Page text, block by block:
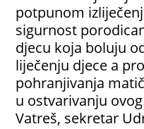
potpunom
sigurnost
djecu koja boluju
liječenju djece a
pohranjivanja
u ostvarivanju
Vatreš, sekretar